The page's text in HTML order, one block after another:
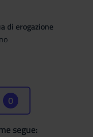
di erogazione
0
segue: